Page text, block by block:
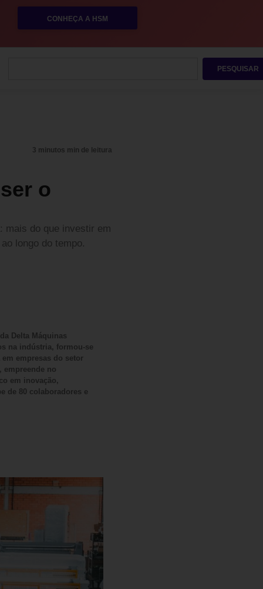
CONHEÇA A HSM
PESQUISAR
3 minutos min de leitura
o
mais do que investir em
longo do tempo.
Delta Máquinas
na indústria, formou-se
empresas do setor
no
em inovação,
de 80 colaboradores e